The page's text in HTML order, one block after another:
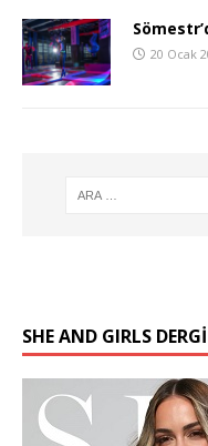
20 Ocak
SHE AND GIRLS DERGİ